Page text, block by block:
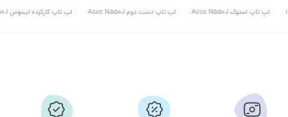
لپ تاپ استوک Asus N550J لپ تاپ دست دوم Asus N550J لپ تاپ کارکرده ایسوس N550J